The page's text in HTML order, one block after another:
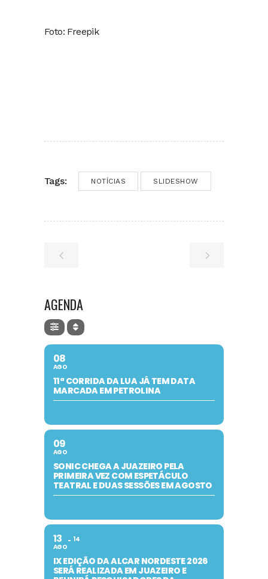
Foto: Freepik
Tags: NOTÍCIAS SLIDESHOW
AGENDA
08
AGO
11ª CORRIDA DA LUA JÁ TEM DATA
MARCADA EM PETROLINA
09
AGO
SONIC CHEGA A JUAZEIRO PELA
PRIMEIRA VEZ COM ESPETÁCULO
TEATRAL E DUAS SESSÕES EM AGOSTO
13
AGO
14
IX EDIÇÃO DA ALCAR NORDESTE 2026
SERÁ REALIZADA EM JUAZEIRO E